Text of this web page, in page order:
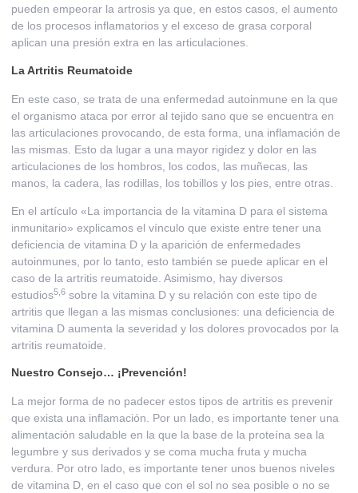
pueden empeorar la artrosis ya que, en estos casos, el aumento
de los procesos inflamatorios y el exceso de grasa corporal
aplican una presión extra en las articulaciones.
La Artritis Reumatoide
En este caso, se trata de una enfermedad autoinmune en la que
el organismo ataca por error al tejido sano que se encuentra en
las articulaciones provocando, de esta forma, una inflamación de
las mismas. Esto da lugar a una mayor rigidez y dolor en las
articulaciones de los hombros, los codos, las muñecas, las
manos, la cadera, las rodillas, los tobillos y los pies, entre otras.
En el artículo «La importancia de la vitamina D para el sistema
inmunitario» explicamos el vínculo que existe entre tener una
deficiencia de vitamina D y la aparición de enfermedades
autoinmunes, por lo tanto, esto también se puede aplicar en el
caso de la artritis reumatoide. Asimismo, hay diversos
estudios5 6 sobre la vitamina D y su relación con este tipo de
artritis que llegan a las mismas conclusiones: una deficiencia de
vitamina D aumenta la severidad y los dolores provocados por la
artritis reumatoide.
Nuestro Consejo… ¡Prevención!
La mejor forma de no padecer estos tipos de artritis es prevenir
que exista una inflamación. Por un lado, es importante tener una
alimentación saludable en la que la base de la proteína sea la
legumbre y sus derivados y se coma mucha fruta y mucha
verdura. Por otro lado, es importante tener unos buenos niveles
de vitamina D, en el caso que con el sol no sea posible o no se